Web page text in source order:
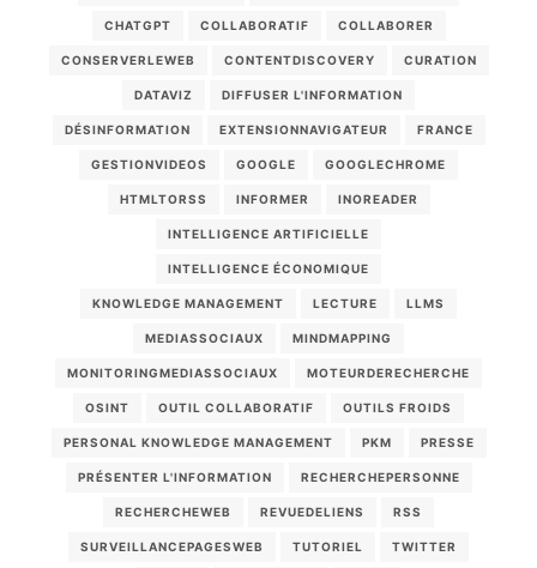
CHATGPT COLLABORATIF COLLABORER
CONSERVERLEWEB CONTENTDISCOVERY CURATION
DATAVIZ DIFFUSER L'INFORMATION
DÉSINFORMATION EXTENSIONNAVIGATEUR FRANCE
GESTIONVIDEOS GOOGLE GOOGLECHROME
HTMLTORSS INFORMER INOREADER
INTELLIGENCE ARTIFICIELLE
INTELLIGENCE ÉCONOMIQUE
KNOWLEDGE MANAGEMENT LECTURE LLMS
MEDIASSOCIAUX MINDMAPPING
MONITORINGMEDIASSOCIAUX MOTEURDERECHERCHE
OSINT OUTIL COLLABORATIF OUTILS FROIDS
PERSONAL KNOWLEDGE MANAGEMENT PKM PRESSE
PRÉSENTER L'INFORMATION RECHERCHEPERSONNE
RECHERCHEWEB REVUEDELIENS RSS
SURVEILLANCEPAGESWEB TUTORIEL TWITTER